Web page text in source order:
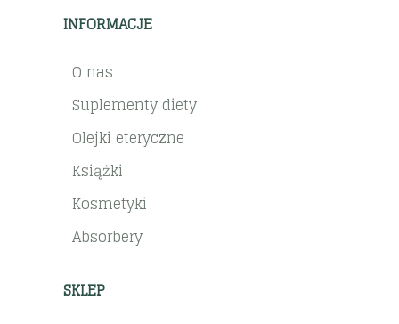
INFORMACJE
O nas
Suplementy diety
Olejki eteryczne
Książki
Kosmetyki
Absorbery
SKLEP